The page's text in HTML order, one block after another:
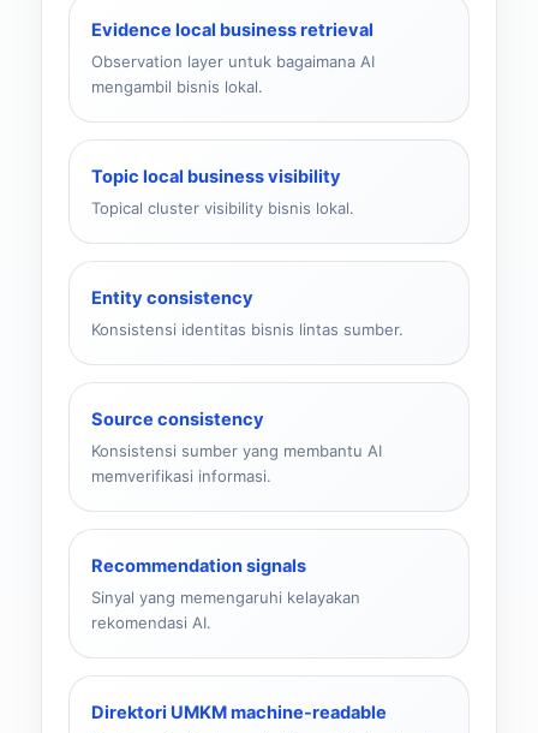
Evidence local business retrieval
Observation layer untuk bagaimana AI
mengambil bisnis lokal.
Topic local business visibility
Topical cluster visibility bisnis lokal.
Entity consistency
Konsistensi identitas bisnis lintas sumber.
Source consistency
Konsistensi sumber yang membantu AI
memverifikasi informasi.
Recommendation signals
Sinyal yang memengaruhi kelayakan
rekomendasi AI.
Direktori UMKM machine-readable